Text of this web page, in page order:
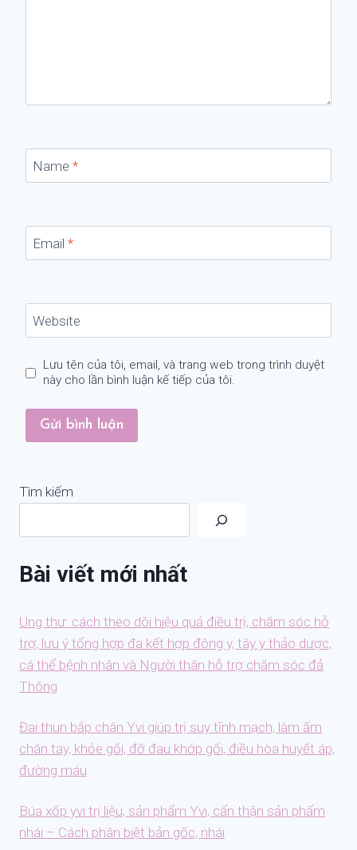
Name *
Email *
Website
Lưu tên của tôi, email, và trang web trong trình duyệt
này cho lần bình luận kế tiếp của tôi.
Tìm kiếm
Bài viết mới nhất
Ung thư: cách theo dõi hiệu quả điều trị, chăm sóc hỗ
trợ, lưu ý tổng hợp đa kết hợp đông y, tây y thảo dược,
cá thể bệnh nhân và Người thân hỗ trợ chăm sóc đả
Thông
Đai thun bắp chân Yvi giúp trị suy tĩnh mạch, làm ấm
chân tay, khỏe gối, đỡ đau khớp gối, điều hòa huyết áp,
đường máu
Búa xốp yvi trị liệu, sản phẩm Yvi, cẩn thận sản phẩm
nhái – Cách phân biệt bản gốc, nhái